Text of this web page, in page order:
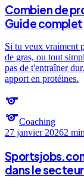
Combien de
Guide complet
Si tu veux vraiment
de gras, ou tout
pas de t'entraîner
apport en protéines.
sports
sportsCoaching
27 janvier 20262
dans le